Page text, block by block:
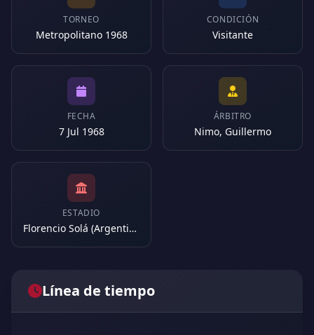
TORNEO
Metropolitano 1968
CONDICIÓN
Visitante
FECHA
7 Jul 1968
ÁRBITRO
Nimo, Guillermo
ESTADIO
Florencio Solá (Argentina)
Línea de tiempo